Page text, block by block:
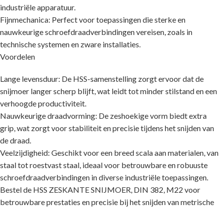
industriële apparatuur.
Fijnmechanica: Perfect voor toepassingen die sterke en
nauwkeurige schroefdraadverbindingen vereisen, zoals in
technische systemen en zware installaties.
Voordelen
Lange levensduur: De HSS-samenstelling zorgt ervoor dat de
snijmoer langer scherp blijft, wat leidt tot minder stilstand en een
verhoogde productiviteit.
Nauwkeurige draadvorming: De zeshoekige vorm biedt extra
grip, wat zorgt voor stabiliteit en precisie tijdens het snijden van
de draad.
Veelzijdigheid: Geschikt voor een breed scala aan materialen, van
staal tot roestvast staal, ideaal voor betrouwbare en robuuste
schroefdraadverbindingen in diverse industriële toepassingen.
Bestel de HSS ZESKANTE SNIJMOER, DIN 382, M22 voor
betrouwbare prestaties en precisie bij het snijden van metrische